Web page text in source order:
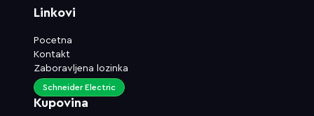
Linkovi
Pocetna
Kontakt
Zaboravljena lozinka
Kupovina
Schneider Electric